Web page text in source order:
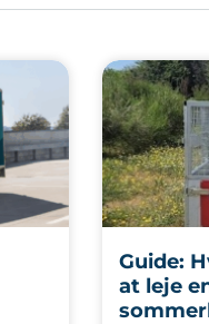
Guide:
at leje